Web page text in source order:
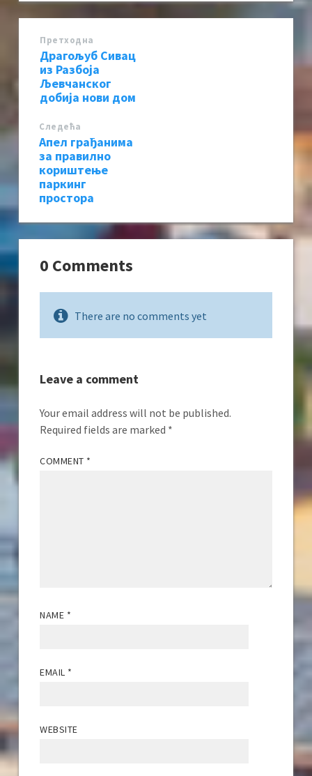
Претходна
Драгољуб Сивац
из Разбоја
Љевчанског
добија нови дом
Следећa
Апел грађанима
за правилно
кориштење
паркинг
простора
0 Comments
There are no comments yet
Leave a comment
Your email address will not be published.
Required fields are marked *
COMMENT *
NAME *
EMAIL *
WEBSITE